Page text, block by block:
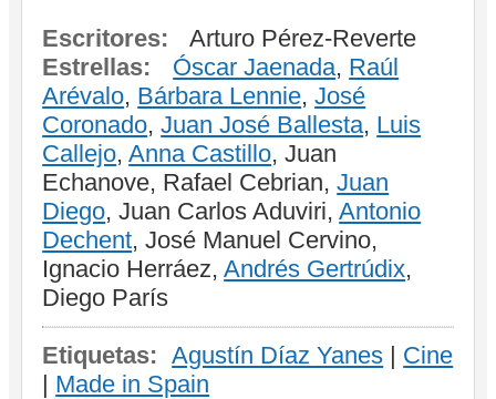
Escritores:
Arturo Pérez-Reverte
Estrellas:
Óscar Jaenada, Raúl
Arévalo, Bárbara Lennie,José
Coronado,Juan José Ballesta, Luis
Callejo,Anna Castillo, Juan
Echanove, Rafael Cebrian,Juan
Diego, Juan Carlos Aduviri,Antonio
Dechent, José Manuel Cervino,
Ignacio Herráez,Andrés Gertrúdix,
Diego París
Etiquetas: Agustín Díaz Yanes | Cine
| Made in Spain